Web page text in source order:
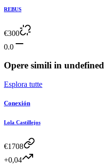
REBUS
€300
0.0
Opere simili in undefined
Esplora tutte
Conexión
Lola Castillejos
€1708
+0,04